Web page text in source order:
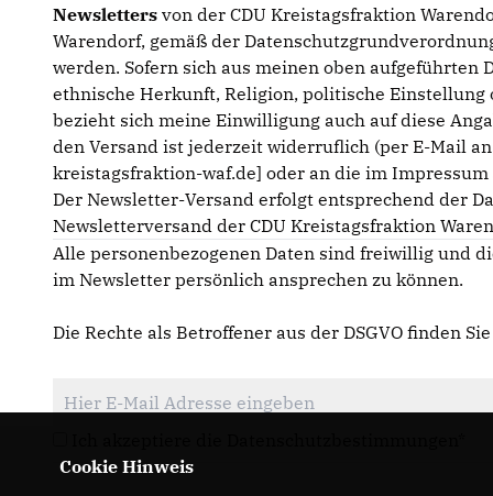
Newsletters von der CDU Kreistagsfraktion
Warendorf, gemäß der
werden. Sofern sich aus meinen oben aufgeführten
ethnische Herkunft, Religion, politische Einstellung
bezieht sich meine Einwilligung auch auf diese
den Versand ist jederzeit widerruflich (per E-Mail
kreistagsfraktion-waf.de] oder an die im
Der Newsletter-Versand erfolgt entsprechend der
Newsletterversand der CDU Kreistagsfraktion
Alle personenbezogenen Daten sind freiwillig und
im Newsletter persönlich ansprechen zu können.
Die Rechte als Betroffener aus der DSGVO finden Sie
Cookie Hinweis